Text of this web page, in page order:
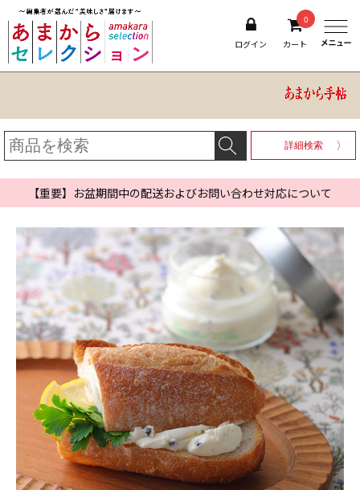
ログイン
0
カート
詳細検索
【重要】お盆期間中の配送およびお問い合わせ対応について